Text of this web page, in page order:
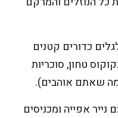
כדורים קטנים
טחון, סוכריות
שאתם אוהבים).
אפייה ומכניסים